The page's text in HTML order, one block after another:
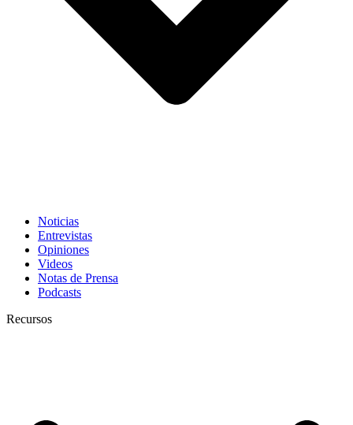
Noticias
Entrevistas
Opiniones
Videos
Notas de Prensa
Podcasts
Recursos